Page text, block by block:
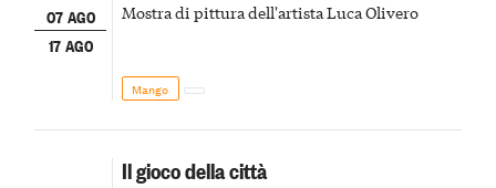
07 AGO
17 AGO
Mostra di pittura dell'artista Luca Olivero
Mango
Il gioco della città